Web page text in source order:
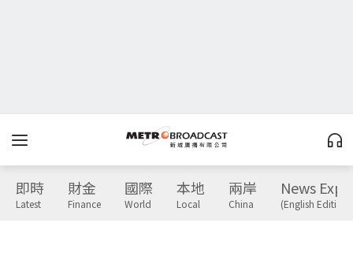
即時
Latest
財金
Finance
國際
World
本地
Local
兩岸
China
News
(English Edition)